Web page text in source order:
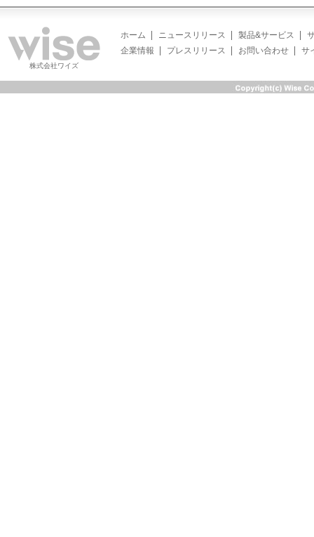
株式会社ワイズ
ホーム ニュースリリース 製品&サービス
企業情報
プレスリリース お問い合わせ サ